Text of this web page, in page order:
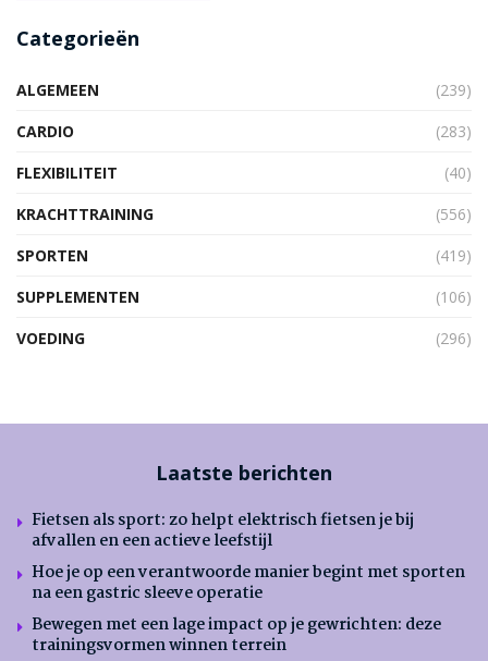
Categorieën
ALGEMEEN
(239)
CARDIO
(283)
FLEXIBILITEIT
(40)
KRACHTTRAINING
(556)
SPORTEN
(419)
SUPPLEMENTEN
(106)
VOEDING
(296)
Laatste berichten
Fietsen als sport: zo helpt elektrisch fietsen je bij
afvallen en een actieve leefstijl
Hoe je op een verantwoorde manier begint met sporten
na een gastric sleeve operatie
Bewegen met een lage impact op je gewrichten: deze
trainingsvormen winnen terrein